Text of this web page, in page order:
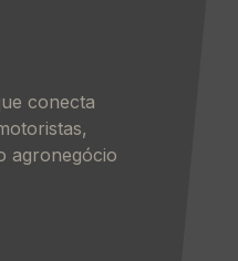
conecta
agronegócio